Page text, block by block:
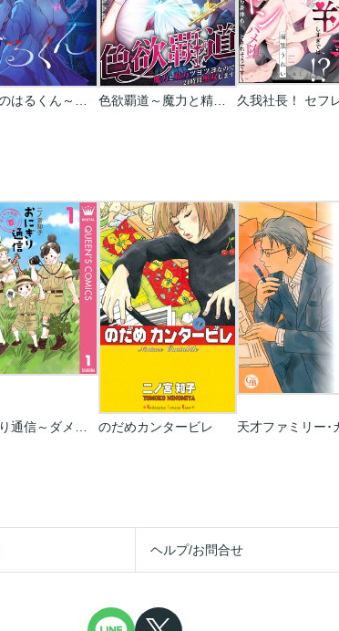
のだめカンタービレ
ヘルプ/お問合せ